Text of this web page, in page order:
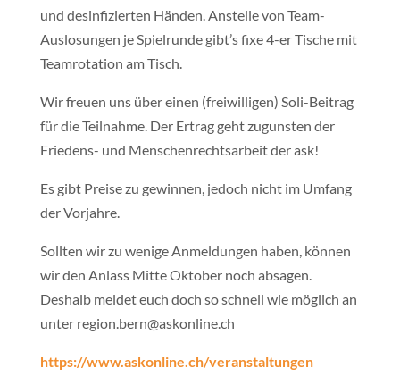
und desinfizierten Händen. Anstelle von Team-
Auslosungen je Spielrunde gibt’s fixe 4-er Tische mit
Teamrotation am Tisch.
Wir freuen uns über einen (freiwilligen) Soli-Beitrag
für die Teilnahme. Der Ertrag geht zugunsten der
Friedens- und Menschenrechtsarbeit der ask!
Es gibt Preise zu gewinnen, jedoch nicht im Umfang
der Vorjahre.
Sollten wir zu wenige Anmeldungen haben, können
wir den Anlass Mitte Oktober noch absagen.
Deshalb meldet euch doch so schnell wie möglich an
unter region.bern@askonline.ch
https://www.askonline.ch/veranstaltungen